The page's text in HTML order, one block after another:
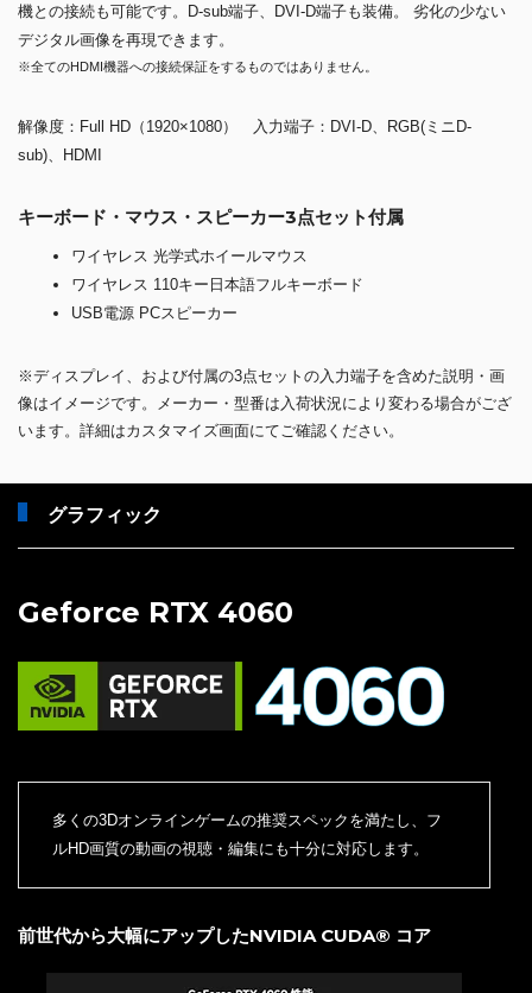
機との接続も可能です。D-sub端子、DVI-D端子も装備。 劣化の少ない
デジタル画像を再現できます。
※全てのHDMI機器への接続保証をするものではありません。
解像度：Full HD（1920×1080） 入力端子：DVI-D、RGB(ミニD-
sub)、HDMI
キーボード・マウス・スピーカー3点セット付属
ワイヤレス 光学式ホイールマウス
ワイヤレス 110キー日本語フルキーボード
USB電源 PCスピーカー
※ディスプレイ、および付属の3点セットの入力端子を含めた説明・画
像はイメージです。メーカー・型番は入荷状況により変わる場合がござ
います。詳細はカスタマイズ画面にてご確認ください。
グラフィック
Geforce RTX 4060
多くの3Dオンラインゲームの推奨スペックを満たし、フ
ルHD画質の動画の視聴・編集にも十分に対応します。
前世代から大幅にアップしたNVIDIA CUDA® コア